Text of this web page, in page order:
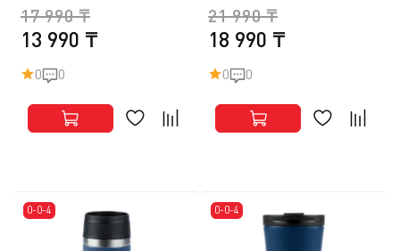
13 990 ₸
17 990 ₸
0 0
18 990 ₸
21 990 ₸
0 0
0-0-4 0-0-4